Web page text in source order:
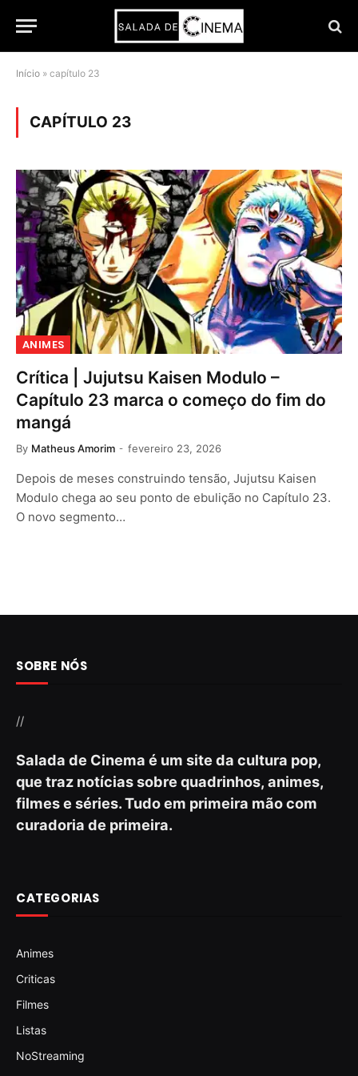
Início » capítulo 23
CAPÍTULO 23
ANIMES
Crítica | Jujutsu Kaisen Modulo –
Capítulo 23 marca o começo do fim do
mangá
By Matheus Amorim fevereiro 23, 2026
Depois de meses construindo tensão, Jujutsu Kaisen
Modulo chega ao seu ponto de ebulição no Capítulo 23.
O novo segmento…
SOBRE NÓS
//
Salada de Cinema é um site da cultura pop,
que traz notícias sobre quadrinhos, animes,
filmes e séries. Tudo em primeira mão com
curadoria de primeira.
CATEGORIAS
Animes
Criticas
Filmes
Listas
NoStreaming